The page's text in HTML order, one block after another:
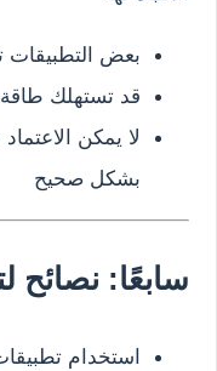
بعض
قد تستهلك
لا يمكن
بشكل صحيح
سابعًا: نصائح
استخدام